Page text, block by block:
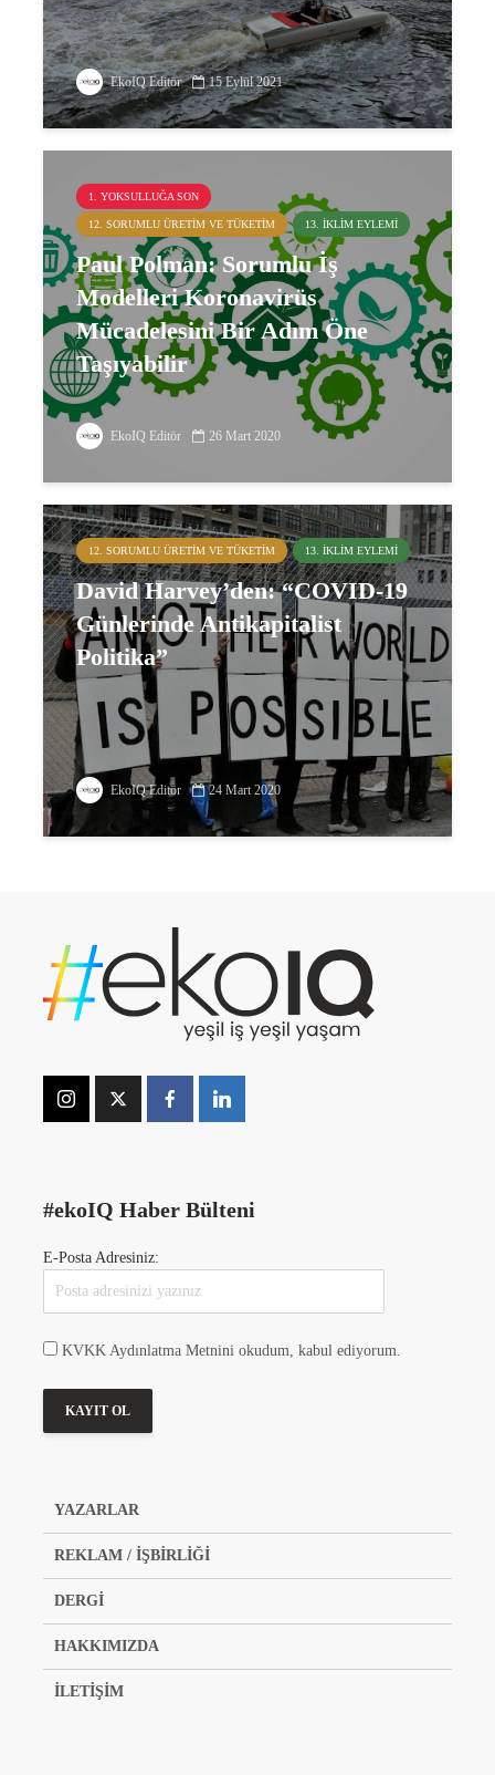
EkoIQ Editör 15 Eylül 2021
1. YOKSULLUĞA SON
12. SORUMLU ÜRETIM VE TÜKETIM 13. İKLIM EYLEMI
Paul Polman: Sorumlu İş
Modelleri Koronavirüs
Mücadelesini Bir Adım Öne
Taşıyabilir
EkoIQ Editör 26 Mart 2020
12. SORUMLU ÜRETIM VE TÜKETIM 13. İKLIM EYLEMI
David Harvey’den: “COVID-19
Günlerinde Antikapitalist
Politika”
EkoIQ Editör 24 Mart 2020
#ekoIQ Haber Bülteni
E-Posta Adresiniz:
KVKK Aydınlatma Metnini okudum, kabul ediyorum.
YAZARLAR
REKLAM / İŞBİRLİĞİ
DERGİ
HAKKIMIZDA
İLETİŞİM